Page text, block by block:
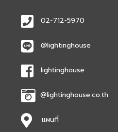
02-712-5970
@lightinghouse
lightinghouse
@lightinghouse.co.th
แผนที่